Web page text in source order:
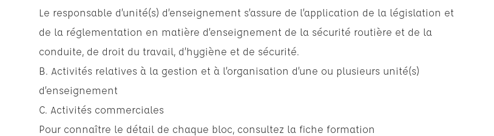
Le responsable d’unité(s) d’enseignement s’assure de l’application de la législation et
de la réglementation en matière d’enseignement de la sécurité routière et de la
conduite, de droit du travail, d’hygiène et de sécurité.
B. Activités relatives à la gestion et à l’organisation d’une ou plusieurs unité(s)
d’enseignement
C. Activités commerciales
Pour connaître le détail de chaque bloc, consultez la fiche formation